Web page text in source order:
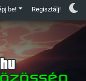
be! Regisztálj!